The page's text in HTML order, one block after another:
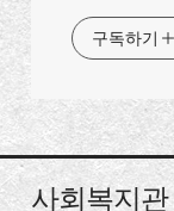
구독하기
사회복지